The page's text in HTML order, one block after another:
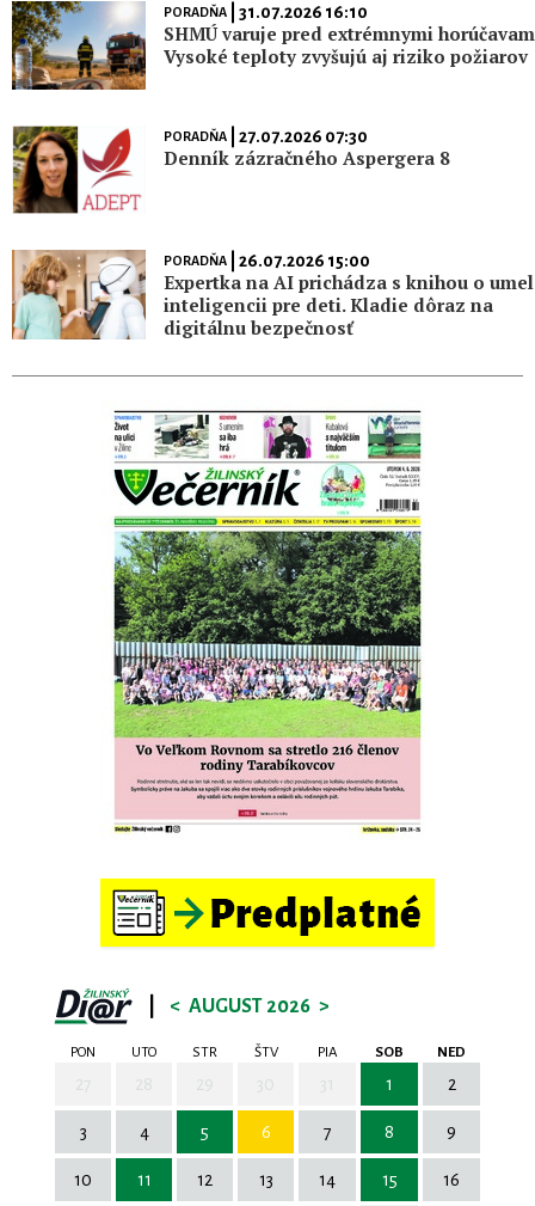
PORADŇA| 31.07.2026 16:10
SHMÚ varuje pred extrémnymi
Vysoké teploty zvyšujú aj riziko požiarov
PORADŇA| 27.07.2026 07:30
Denník zázračného Aspergera 8
PORADŇA| 26.07.2026 15:00
Expertka na AI prichádza s knihou o
inteligencii pre deti. Kladie dôraz na
digitálnu bezpečnosť
< AUGUST 2026 >
PON UTO STR ŠTV PIA SOB NED
1 2
3 4 5 6 7 8 9
10 11 12 13 14 15 16